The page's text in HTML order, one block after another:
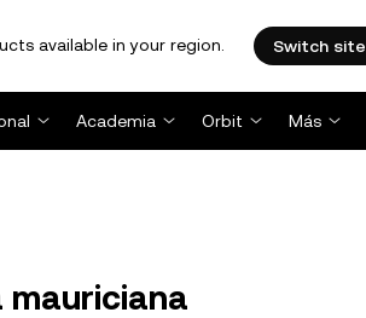
available in your region. Switch site
Academia Orbit Más
mauriciana